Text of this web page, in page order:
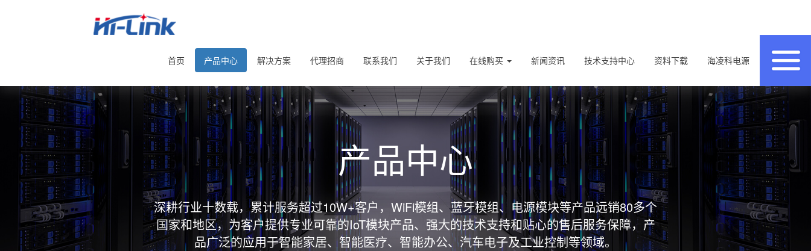
首页 产品中心 解决方案 代理招商 联系我们 关于我们 在线购买 新闻资讯 技术支持中心 资料下载 海凌科电源
产品中心
深耕行业十数载，累计服务超过10W+客户，WiFi模组、蓝牙模组、电源模块等产品远销80多个
国家和地区，为客户提供专业可靠的IoT模块产品、强大的技术支持和贴心的售后服务保障，产
品广泛的应用于智能家居、智能医疗、智能办公、汽车电子及工业控制等领域。